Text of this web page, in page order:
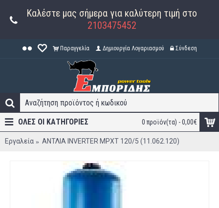
Καλέστε μας σήμερα για καλύτερη τιμή στο
2103475452
Παραγγελία Δημιουργία Λογαριασμού Σύνδεση
0 προϊόν(τα) - 0,00€
ΟΛΕΣ ΟΙ ΚΑΤΗΓΟΡΊΕΣ
Εργαλεία ΑΝΤΛΙΑ INVERTER MPXT 120/5 (11.062.120)